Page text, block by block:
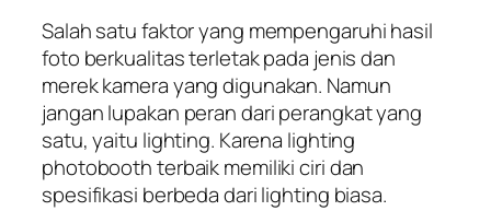
Salah satu faktor yang mempengaruhi hasil
foto berkualitas terletak pada jenis dan
merek kamera yang digunakan. Namun
jangan lupakan peran dari perangkat yang
satu, yaitu lighting. Karena lighting
photobooth terbaik memiliki ciri dan
spesifikasi berbeda dari lighting biasa.